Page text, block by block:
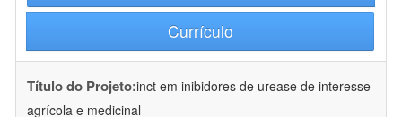
Currículo
Título do Projeto:inct em inibidores de urease de interesse
agrícola e medicinal